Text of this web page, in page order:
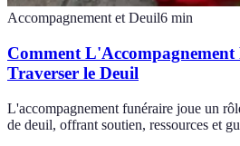
Accompagnement et Deuil6 min
Comment
Traverser le Deuil
L'accompagnement funéraire joue un
de deuil, offrant soutien, ressources et